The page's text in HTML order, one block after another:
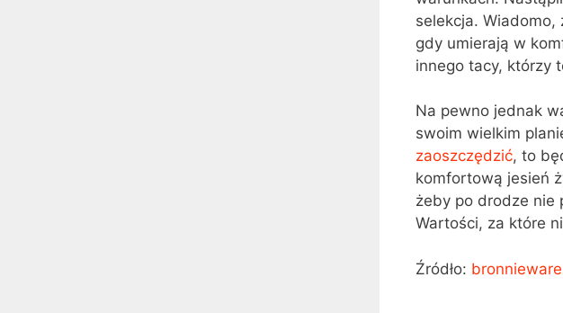
selekcja. Wiadomo,
gdy umierają w
innego tacy, którzy
Na pewno jednak
swoim wielkim
zaoszczędzić, to
komfortową jesień
żeby po drodze nie
Wartości, za które
Źródło: